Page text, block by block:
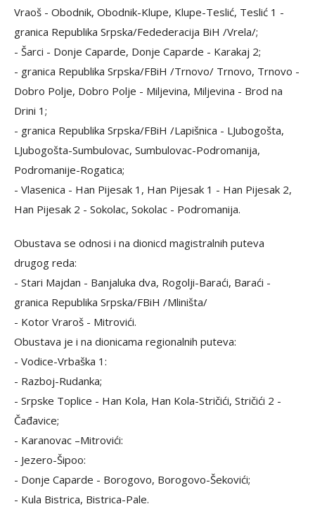
Vraoš - Obodnik, Obodnik-Klupe, Klupe-Teslić, Teslić 1 -
granica Republika Srpska/Fedederacija BiH /Vrela/;
- Šarci - Donje Caparde, Donje Caparde - Karakaj 2;
- granica Republika Srpska/FBiH /Trnovo/ Trnovo, Trnovo -
Dobro Polje, Dobro Polje - Miljevina, Miljevina - Brod na
Drini 1;
- granica Republika Srpska/FBiH /Lapišnica - LJubogošta,
LJubogošta-Sumbulovac, Sumbulovac-Podromanija,
Podromanije-Rogatica;
- Vlasenica - Han Pijesak 1, Han Pijesak 1 - Han Pijesak 2,
Han Pijesak 2 - Sokolac, Sokolac - Podromanija.
Obustava se odnosi i na dionicd magistralnih puteva
drugog reda:
- Stari Majdan - Banjaluka dva, Rogolji-Baraći, Baraći -
granica Republika Srpska/FBiH /Mliništa/
- Kotor Vraroš - Mitrovići.
Obustava je i na dionicama regionalnih puteva:
- Vodice-Vrbaška 1:
- Razboj-Rudanka;
- Srpske Toplice - Han Kola, Han Kola-Stričići, Stričići 2 -
Čađavice;
- Karanovac –Mitrovići:
- Jezero-Šipoo:
- Donje Caparde - Borogovo, Borogovo-Šekovići;
- Kula Bistrica, Bistrica-Pale.